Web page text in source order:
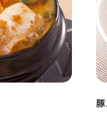
豚